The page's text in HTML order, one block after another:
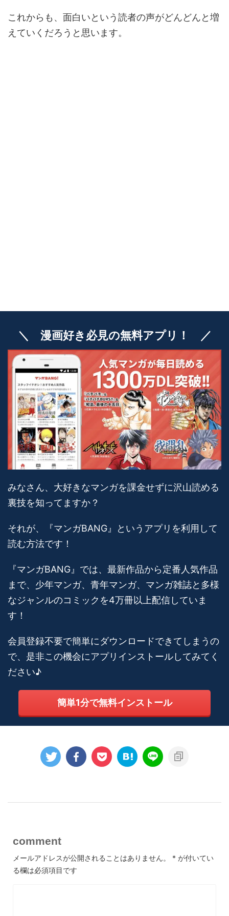
これからも、面白いという読者の声がどんどんと増
えていくだろうと思います。
＼ 漫画好き必見の無料アプリ！ ／
みなさん、大好きなマンガを課金せずに沢山読める
裏技を知ってますか？
それが、『マンガBANG』というアプリを利用して
読む方法です！
『マンガBANG』では、最新作品から定番人気作品
まで、少年マンガ、青年マンガ、マンガ雑誌と多様
なジャンルのコミックを4万冊以上配信していま
す！
会員登録不要で簡単にダウンロードできてしまうの
で、是非この機会にアプリインストールしてみてく
ださい♪
簡単1分で無料インストール
comment
メールアドレスが公開されることはありません。 * が付いてい
る欄は必須項目です